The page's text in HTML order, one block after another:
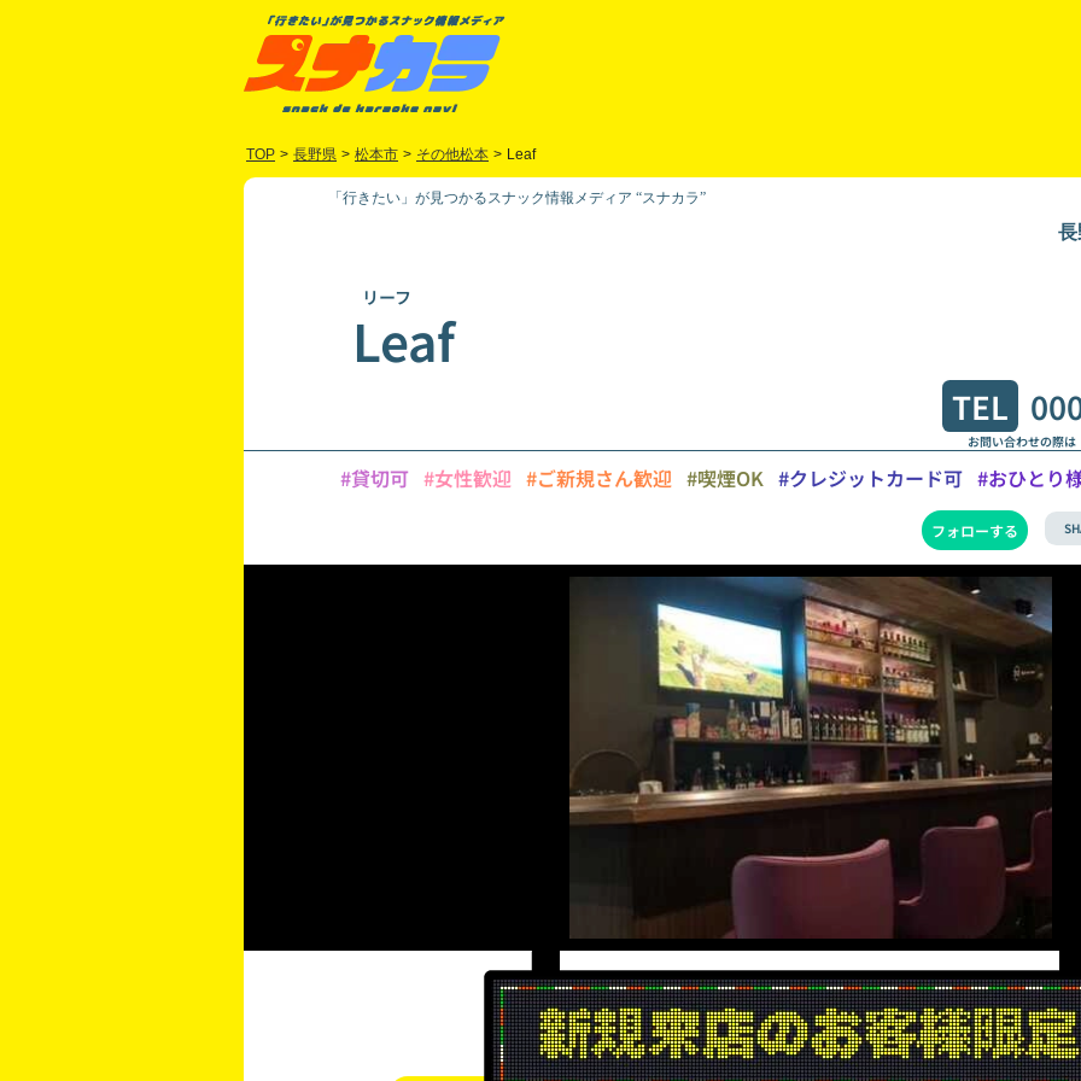
TOP > 長野県 > 松本市 > その他松本 > Leaf
「行きたい」が見つかるスナック情報メディア “スナカラ”
長
リーフ
Leaf
TEL
お問い合わせの際
#貸切可 #女性歓迎 #ご新規さん歓迎 #喫煙OK #クレジットカード可 #おひとり
フォローする